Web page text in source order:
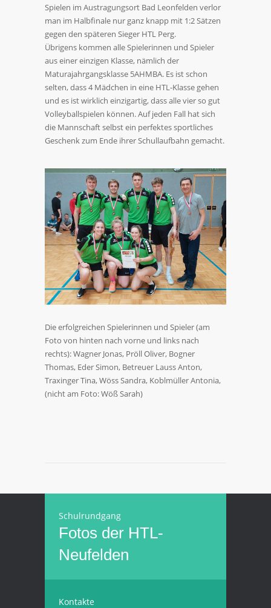
Spielen im Austragungsort Bad Leonfelden verlor
man im Halbfinale nur ganz knapp mit 1:2 Sätzen
gegen den späteren Sieger HTL Perg.
Übrigens kommen alle Spielerinnen und Spieler
aus einer einzigen Klasse, nämlich der
Maturajahrgangsklasse 5AHMBA. Es ist schon
selten, dass 4 Mädchen in eine HTL-Klasse gehen
und es ist wirklich einzigartig, dass alle vier so gut
Volleyballspielen können. Auf jeden Fall hat sich
die Mannschaft selbst ein perfektes sportliches
Geschenk zum Ende ihrer Schullaufbahn gemacht.
Die erfolgreichen Spielerinnen und Spieler (am
Foto von hinten nach vorne und links nach
rechts): Wagner Jonas, Pröll Oliver, Bogner
Thomas, Eder Simon, Betreuer Lauss Anton,
Traxinger Tina, Wöss Sandra, Koblmüller Antonia,
(nicht am Foto: Wöß Sarah)
Schulrundgang
Fotos der HTL-
Neufelden
Kontakte